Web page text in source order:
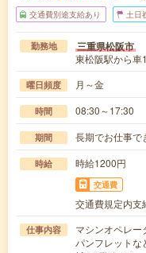
交通費別途支給あり 土日
勤務地 三重県松阪市
東松阪駅から車
曜日頻度 月～金
時間 08:30～17:30
期間 長期でお仕事で
時給 時給1200円
交通費
交通費規定内支
仕事内容
マシンオペレー
パンフレット